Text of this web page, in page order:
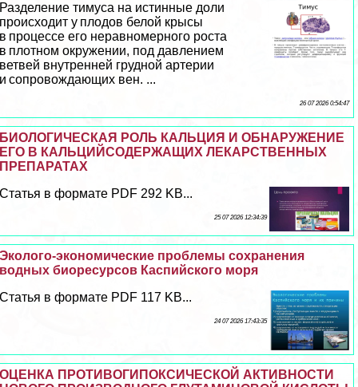
Разделение тимуса на истинные доли
происходит у плодов белой крысы
в процессе его неравномерного роста
в плотном окружении, под давлением
ветвей внутренней грудной артерии
и сопровождающих вен. ...
26 07 2026 0:54:47
БИОЛОГИЧЕСКАЯ РОЛЬ КАЛЬЦИЯ И ОБНАРУЖЕНИЕ
ЕГО В КАЛЬЦИЙСОДЕРЖАЩИХ ЛЕКАРСТВЕННЫХ
ПРЕПАРАТАХ
Статья в формате PDF 292 KB...
25 07 2026 12:34:39
Эколого-экономические проблемы сохранения
водных биоресурсов Каспийского моря
Статья в формате PDF 117 KB...
24 07 2026 17:43:35
ОЦЕНКА ПРОТИВОГИПОКСИЧЕСКОЙ АКТИВНОСТИ